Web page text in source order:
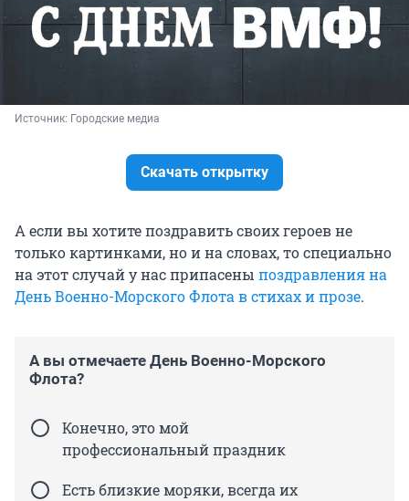
Источник: Городские медиа
Скачать открытку
А если вы хотите поздравить своих героев не
только картинками, но и на словах, то специально
на этот случай у нас припасены поздравления на
День Военно-Морского Флота в стихах и прозе.
А вы отмечаете День Военно-Морского
Флота?
Конечно, это мой
профессиональный праздник
Есть близкие моряки, всегда их